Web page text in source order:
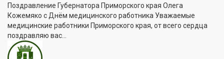
Поздравление Губернатора Приморского края Олега
Кожемяко с Днём медицинского работника Уважаемые
медицинские работники Приморского края, от всего сердца
поздравляю вас...